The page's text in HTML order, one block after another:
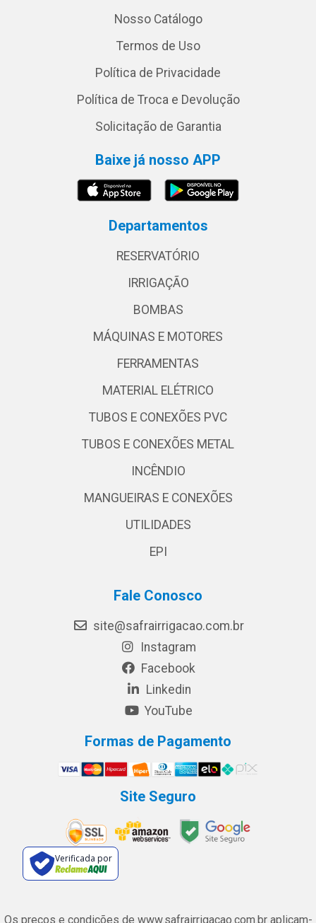
Nosso Catálogo
Termos de Uso
Política de Privacidade
Política de Troca e Devolução
Solicitação de Garantia
Baixe já nosso APP
Departamentos
RESERVATÓRIO
IRRIGAÇÃO
BOMBAS
MÁQUINAS E MOTORES
FERRAMENTAS
MATERIAL ELÉTRICO
TUBOS E CONEXÕES PVC
TUBOS E CONEXÕES METAL
INCÊNDIO
MANGUEIRAS E CONEXÕES
UTILIDADES
EPI
Fale Conosco
site@safrairrigacao.com.br
Instagram
Facebook
Linkedin
YouTube
Formas de Pagamento
Site Seguro
Verificada por
Os preços e condições de www.safrairrigacao.com.br aplicam-